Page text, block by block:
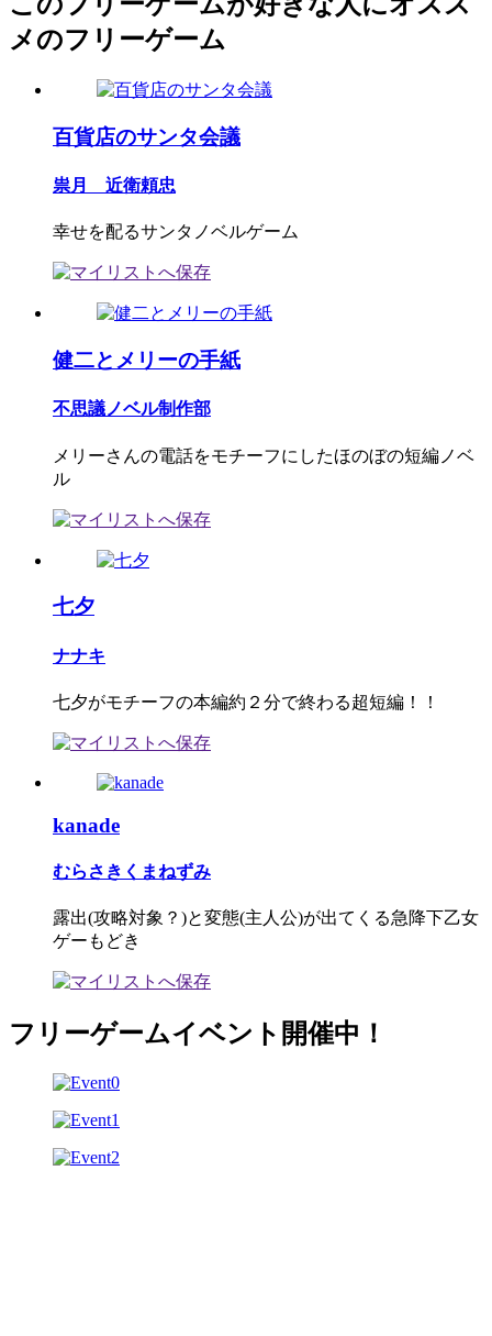
メのフリーゲーム
百貨店のサンタ会議
祟月 近衛頼忠
幸せを配るサンタノベルゲーム
健二とメリーの手紙
不思議ノベル制作部
メリーさんの電話をモチーフにしたほのぼの短編ノベ
ル
七夕
ナナキ
七夕がモチーフの本編約２分で終わる超短編！！
kanade
むらさきくまねずみ
露出(攻略対象？)と変態(主人公)が出てくる急降下乙女
ゲーもどき
フリーゲームイベント開催中！